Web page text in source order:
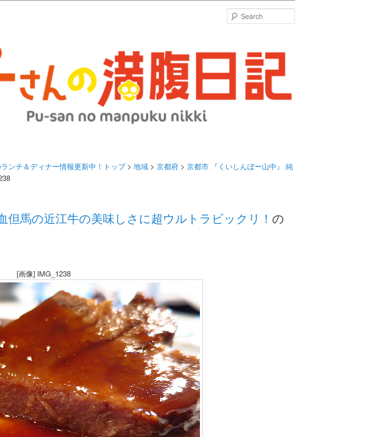
高槻・茨木・吹田・
ナー情報更新中！
ンチ＆ディナー情報更新中！トップ> 地域> 京都府> 京都市 『くいしんぼー山中』 純
但馬の近江牛の美味しさに超ウルトラビックリ！ の
[画像] IMG_1238